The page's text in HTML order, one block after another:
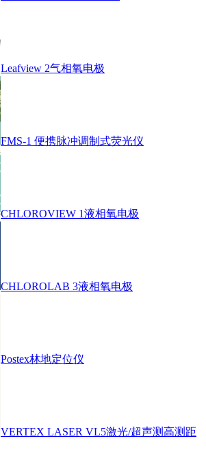
Leafview 2气相氧电极
FMS-1 便携脉冲调制式荧光仪
CHLOROVIEW 1液相氧电极
CHLOROLAB 3液相氧电极
Postex林地定位仪
VERTEX LASER VL5激光/超声测高测距